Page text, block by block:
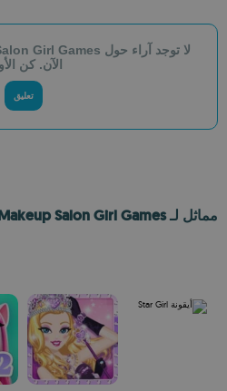
الآن. كن
تعليق
مماثل لـ Princess Makeup Salon Girl Games